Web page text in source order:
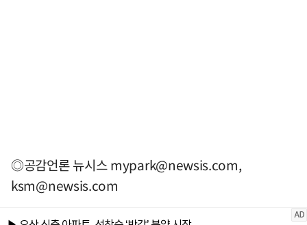
◎공감언론 뉴시스mypark@newsis.com,
ksm@newsis.com